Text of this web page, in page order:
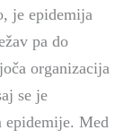
je epidemija
pa do
organizacija
se je
epidemije. Med